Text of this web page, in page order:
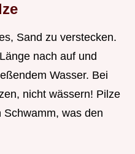
Sand zu verstecken.
nach auf und
Wasser. Bei
nicht wässern! Pilze
was den